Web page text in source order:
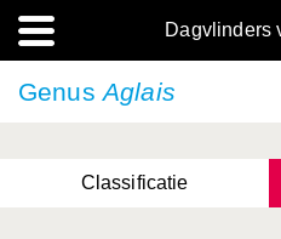
Dagvlinders
GenusAglais
Classificatie